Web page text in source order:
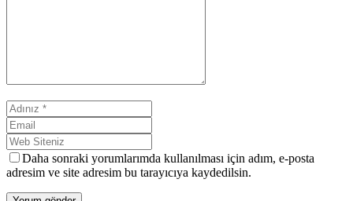
Daha sonraki yorumlarımda kullanılması için adım, e-posta
adresim ve site adresim bu tarayıcıya kaydedilsin.